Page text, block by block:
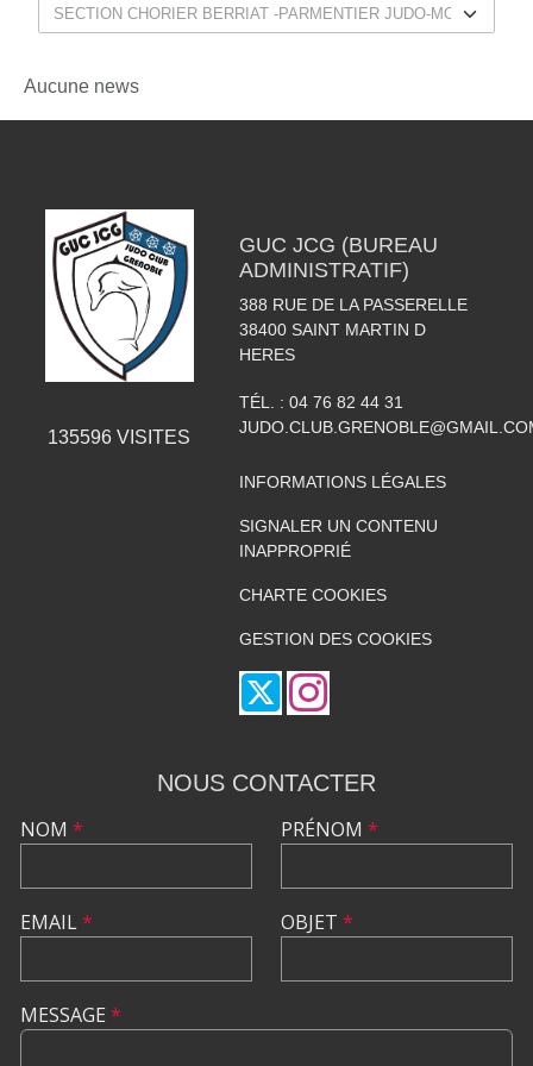
Aucune news
135596 VISITES
GUC JCG (BUREAU
ADMINISTRATIF)
388 RUE DE LA PASSERELLE
38400 SAINT MARTIN D
HERES
TÉL. : 04 76 82 44 31
INFORMATIONS LÉGALES
SIGNALER UN CONTENU
INAPPROPRIÉ
CHARTE COOKIES
GESTION DES COOKIES
NOUS CONTACTER
NOM *
EMAIL*
PRÉNOM *
OBJET *
MESSAGE *